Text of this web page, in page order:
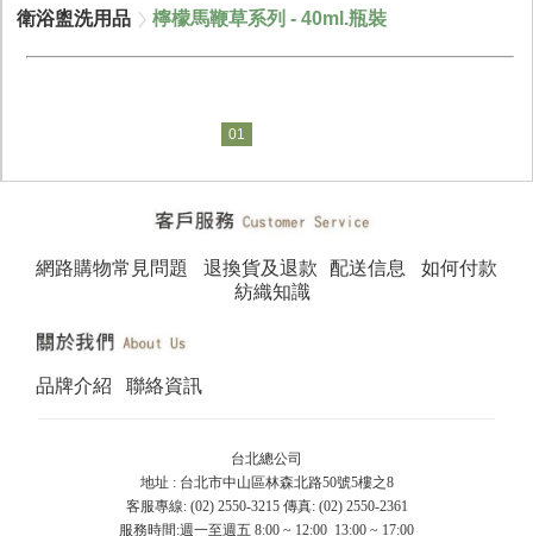
衛浴盥洗用品 檸檬馬鞭草系列 - 40ml.瓶裝
01
網路購物常見問題 退換貨及退款 配送信息
如何付款
紡織知識
品牌介紹 聯絡資訊
台北總公司
地址 : 台北市中山區林森北路50號5樓之8
客服專線: (02) 2550-3215 傳真: (02) 2550-2361
服務時間:週一至週五 8:00 ~ 12:00 13:00 ~ 17:00